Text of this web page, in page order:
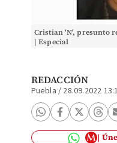
Cristian 'N', presunto
| Especial
REDACCIÓN
Puebla / 28.09.2022